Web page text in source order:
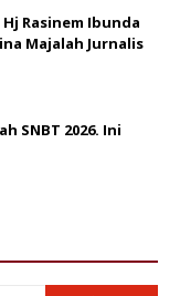
Rasinem Ibunda
Majalah Jurnalis
SNBT 2026. Ini